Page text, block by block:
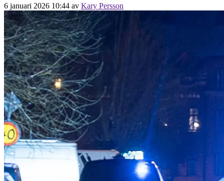
6 januari 2026 10:44 av Kary Persson